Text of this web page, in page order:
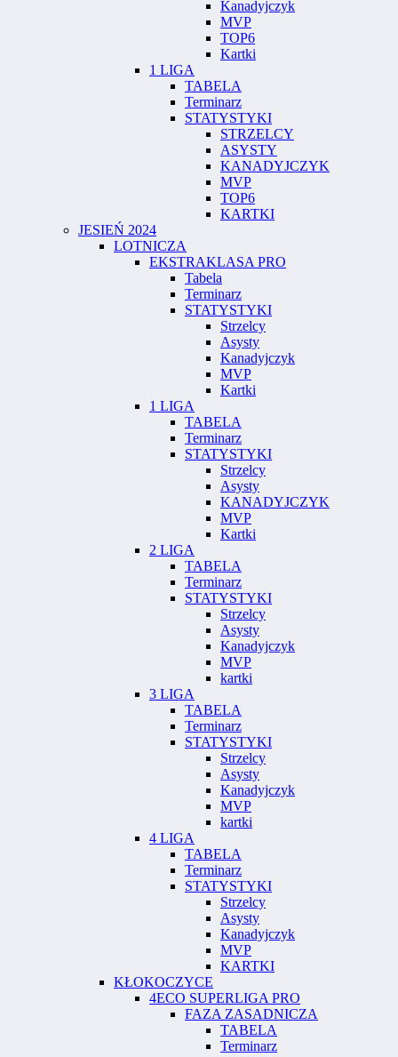
Kanadyjczyk
MVP
TOP6
Kartki
1 LIGA
TABELA
Terminarz
STATYSTYKI
STRZELCY
ASYSTY
KANADYJCZYK
MVP
TOP6
KARTKI
JESIEŃ 2024
LOTNICZA
EKSTRAKLASA PRO
Tabela
Terminarz
STATYSTYKI
Strzelcy
Asysty
Kanadyjczyk
MVP
Kartki
1 LIGA
TABELA
Terminarz
STATYSTYKI
Strzelcy
Asysty
KANADYJCZYK
MVP
Kartki
2 LIGA
TABELA
Terminarz
STATYSTYKI
Strzelcy
Asysty
Kanadyjczyk
MVP
kartki
3 LIGA
TABELA
Terminarz
STATYSTYKI
Strzelcy
Asysty
Kanadyjczyk
MVP
kartki
4 LIGA
TABELA
Terminarz
STATYSTYKI
Strzelcy
Asysty
Kanadyjczyk
MVP
KARTKI
KŁOKOCZYCE
4ECO SUPERLIGA PRO
FAZA ZASADNICZA
TABELA
Terminarz